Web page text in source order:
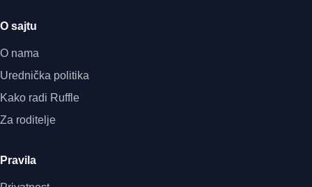
O sajtu
O nama
Urednička politika
Kako radi Ruffle
Za roditelje
Pravila